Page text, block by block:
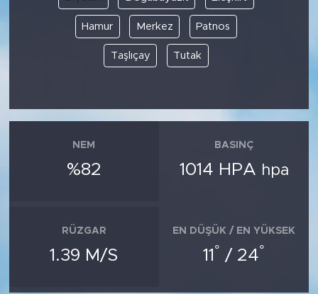
Hamur Merkez Patnos
Taşlıçay Tutak
NEM
%82
BASINÇ
1014 HPA hpa
RÜZGAR
1.39 M/S
EN DÜŞÜK / EN YÜKSEK
11 ° / 24°
EKONOMİ
TARİHTEN GÜNÜMÜZE
KADIN